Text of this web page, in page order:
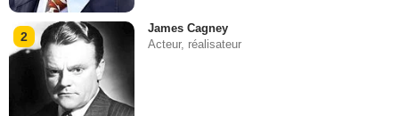
2
James Cagney
Acteur, réalisateur